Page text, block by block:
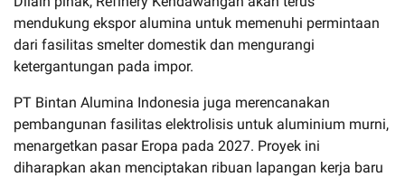
mendukung ekspor alumina untuk memenuhi permintaan
dari fasilitas smelter domestik dan mengurangi
ketergantungan pada impor.
PT Bintan Alumina Indonesia juga merencanakan
pembangunan fasilitas elektrolisis untuk aluminium murni,
menargetkan pasar Eropa pada 2027. Proyek ini
diharapkan akan menciptakan ribuan lapangan kerja baru